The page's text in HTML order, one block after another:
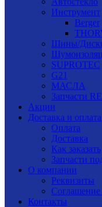
Инструмент
Berger
Шины/
SUPROTEC
G21
МАСЛА
Запчасти
Акции
Доставка и оплата
Оплата
Доставка
Как заказать
Запчасти
О компании
Реквизиты
Соглашение
Контакты